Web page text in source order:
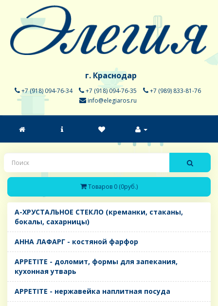
г. Краснодар
+7 (918) 094-76-34 +7 (918) 094-76-35
+7 (989) 833-81-76
info@elegiaros.ru
Товаров 0 (0руб.)
A-ХРУСТАЛЬНОЕ СТЕКЛО (креманки, стаканы,
бокалы, сахарницы)
AHHA ЛАФАРГ - костяной фарфор
APPETITE - доломит, формы для запекания,
кухонная утварь
APPETITE - нержавейка наплитная посуда